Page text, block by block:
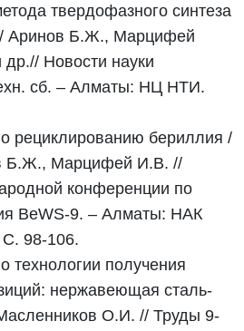
твердофазного синтеза
Аринов Б.Ж., Марцифей
Новости науки
сб. – Алматы: НЦ НТИ.
рециклированию бериллия /
Б.Ж., Марцифей И.В. //
конференции по
ВеWS-9. – Алматы: НАК
98-106.
технологии получения
нержавеющая сталь-
О.И. // Труды 9-